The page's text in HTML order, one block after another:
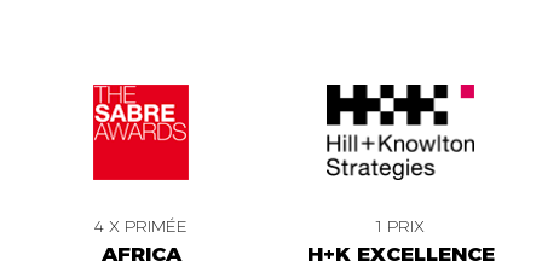
4 X PRIMÉE
AFRICA
1 PRIX
H+K EXCELLENCE